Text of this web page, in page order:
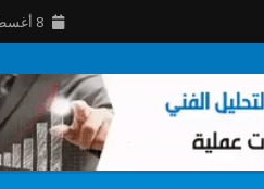
8 أغسطس، 2026